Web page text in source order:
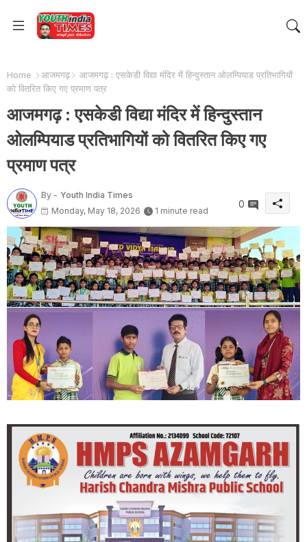
Home आजमगढ़
आजमगढ़ : एसकेडी विद्या मंदिर में हिन्दुस्तान ओलम्पियाड प्रतिभागियों
को वितरित किए गए प्रमाण पत्र
आजमगढ़ : एसकेडी विद्या मंदिर में हिन्दुस्तान
ओलम्पियाड प्रतिभागियों को वितरित किए गए
प्रमाण पत्र
By - Youth India Times
Monday, May 18, 2026
1 minute read
0